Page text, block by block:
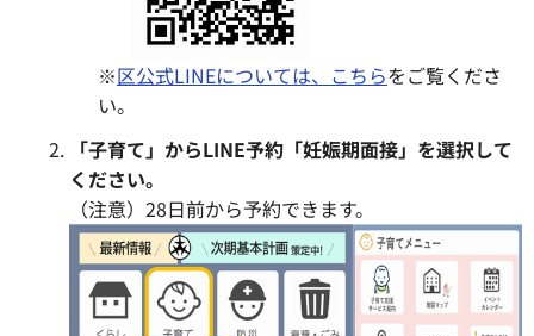
※区公式LINEについては、こちらをご覧くださ
い。
「子育て」からLINE予約「妊娠期面接」を選択して
ください。
（注意）28日前から予約できます。